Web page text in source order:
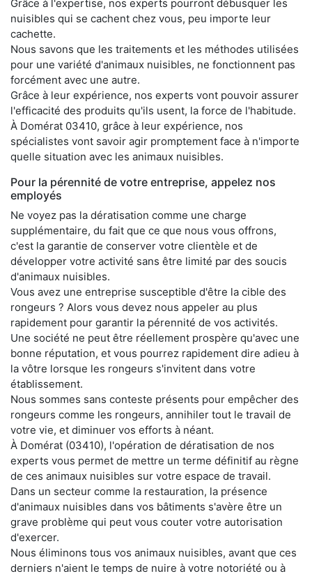
Grâce à l'expertise, nos experts pourront débusquer les
nuisibles qui se cachent chez vous, peu importe leur
cachette.
Nous savons que les traitements et les méthodes utilisées
pour une variété d'animaux nuisibles, ne fonctionnent pas
forcément avec une autre.
Grâce à leur expérience, nos experts vont pouvoir assurer
l'efficacité des produits qu'ils usent, la force de l'habitude.
À Domérat 03410, grâce à leur expérience, nos
spécialistes vont savoir agir promptement face à n'importe
quelle situation avec les animaux nuisibles.
Pour la pérennité de votre entreprise, appelez nos
employés
Ne voyez pas la dératisation comme une charge
supplémentaire, du fait que ce que nous vous offrons,
c'est la garantie de conserver votre clientèle et de
développer votre activité sans être limité par des soucis
d'animaux nuisibles.
Vous avez une entreprise susceptible d'être la cible des
rongeurs ? Alors vous devez nous appeler au plus
rapidement pour garantir la pérennité de vos activités.
Une société ne peut être réellement prospère qu'avec une
bonne réputation, et vous pourrez rapidement dire adieu à
la vôtre lorsque les rongeurs s'invitent dans votre
établissement.
Nous sommes sans conteste présents pour empêcher des
rongeurs comme les rongeurs, annihiler tout le travail de
votre vie, et diminuer vos efforts à néant.
À Domérat (03410), l'opération de dératisation de nos
experts vous permet de mettre un terme définitif au règne
de ces animaux nuisibles sur votre espace de travail.
Dans un secteur comme la restauration, la présence
d'animaux nuisibles dans vos bâtiments s'avère être un
grave problème qui peut vous couter votre autorisation
d'exercer.
Nous éliminons tous vos animaux nuisibles, avant que ces
derniers n'aient le temps de nuire à votre notoriété ou à